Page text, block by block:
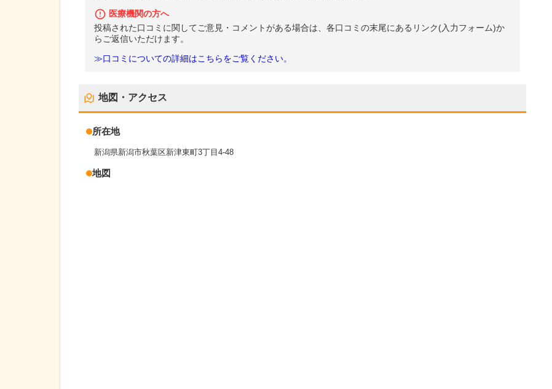
医療機関の方へ
投稿された口コミに関してご意見・コメントがある場合は、各口コミの末尾にあるリンク(入力フォーム)か
らご返信いただけます。
≫口コミについての詳細はこちらをご覧ください。
地図・アクセス
所在地
新潟県新潟市秋葉区新津東町3丁目4-48
地図